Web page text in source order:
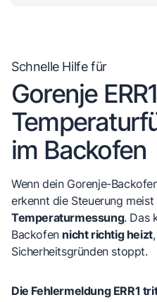
Schnelle Hilfe für
Gorenje
im Backofen
Wenn dein Gorenje-
erkennt die Steuerung
Temperaturmessung. Das
Backofen nicht richtig heizt
Sicherheitsgründen stoppt.
Die Fehlermeldung ERR1